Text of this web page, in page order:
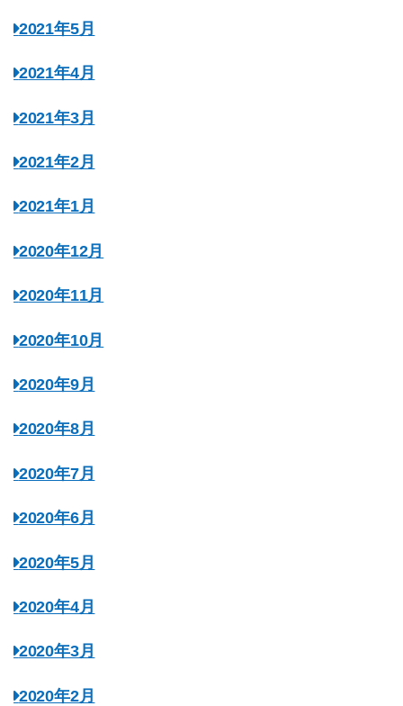
2021年5月
2021年4月
2021年3月
2021年2月
2021年1月
2020年12月
2020年11月
2020年10月
2020年9月
2020年8月
2020年7月
2020年6月
2020年5月
2020年4月
2020年3月
2020年2月